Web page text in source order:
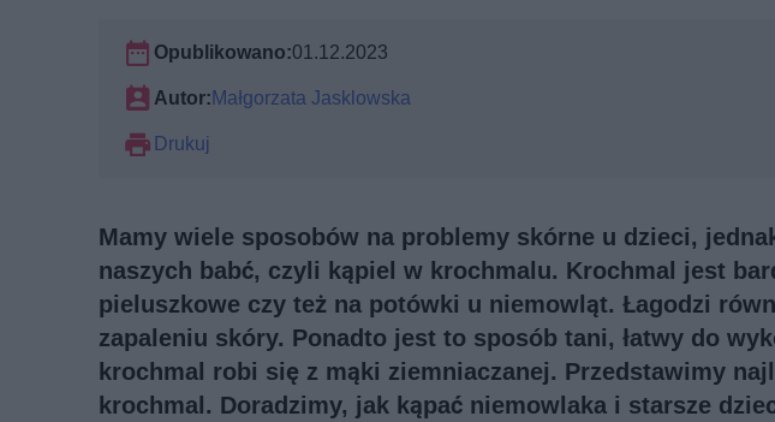
Opublikowano:01.12.2023
Autor:Małgorzata Jasklowska
Drukuj
Mamy wiele sposobów na problemy skórne u dzieci,
naszych babć, czyli kąpiel w krochmalu. Krochmal jest
pieluszkowe czy też na potówki u niemowląt. Łagodzi
zapaleniu skóry. Ponadto jest to sposób tani, łatwy do
krochmal robi się z mąki ziemniaczanej. Przedstawimy
krochmal. Doradzimy, jak kąpać niemowlaka i starsze